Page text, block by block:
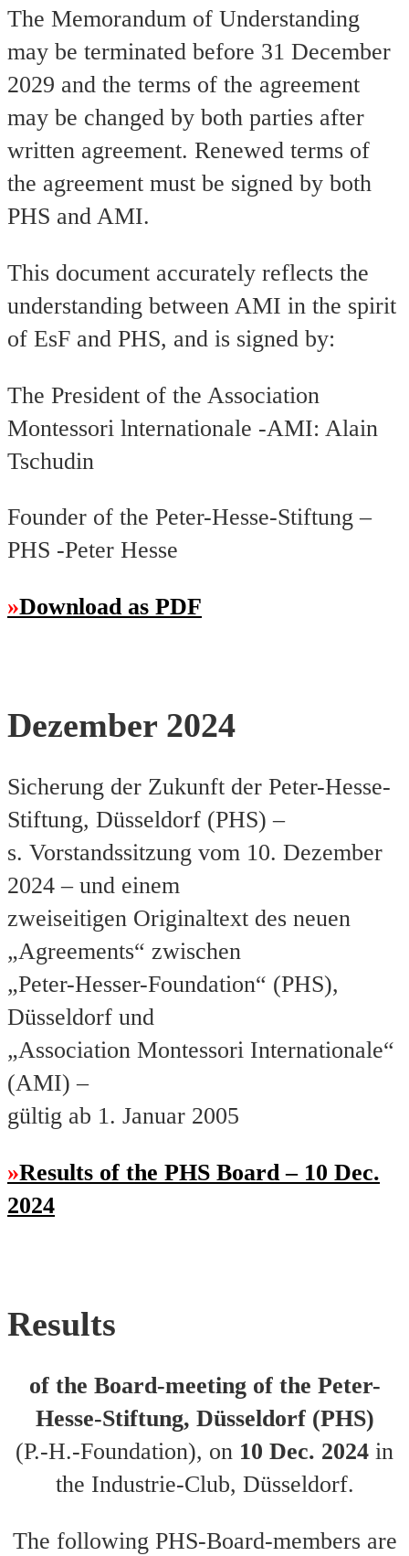
The Memorandum of Understanding
may be terminated before 31 December
2029 and the terms of the agreement
may be changed by both parties after
written agreement. Renewed terms of
the agreement must be signed by both
PHS and AMI.
This document accurately reflects the
understanding between AMI in the spirit
of EsF and PHS, and is signed by:
The President of the Association
Montessori lnternationale -AMI: Alain
Tschudin
Founder of the Peter-Hesse-Stiftung –
PHS -Peter Hesse
Download as PDF
Dezember 2024
Sicherung der Zukunft der Peter-Hesse-
Stiftung, Düsseldorf (PHS) –
s. Vorstandssitzung vom 10. Dezember
2024 – und einem
zweiseitigen Originaltext des neuen
„Agreements“ zwischen
„Peter-Hesser-Foundation“ (PHS),
Düsseldorf und
„Association Montessori Internationale“
(AMI) –
gültig ab 1. Januar 2005
Results of the PHS Board – 10 Dec.
2024
Results
of the Board-meeting of the Peter-
Hesse-Stiftung, Düsseldorf (PHS)
(P.-H.-Foundation), on 10 Dec. 2024 in
the Industrie-Club, Düsseldorf.
The following PHS-Board-members are